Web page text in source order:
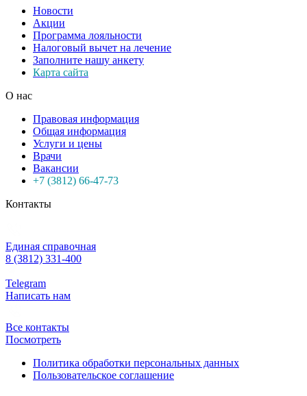
Новости
Акции
Программа лояльности
Налоговый вычет на лечение
Заполните нашу анкету
Карта сайта
О нас
Правовая информация
Общая информация
Услуги и цены
Врачи
Вакансии
+7 (3812) 66-47-73
Контакты
Единая справочная
8 (3812) 331-400
Telegram
Написать нам
Все контакты
Посмотреть
Политика обработки персональных данных
Пользовательское соглашение